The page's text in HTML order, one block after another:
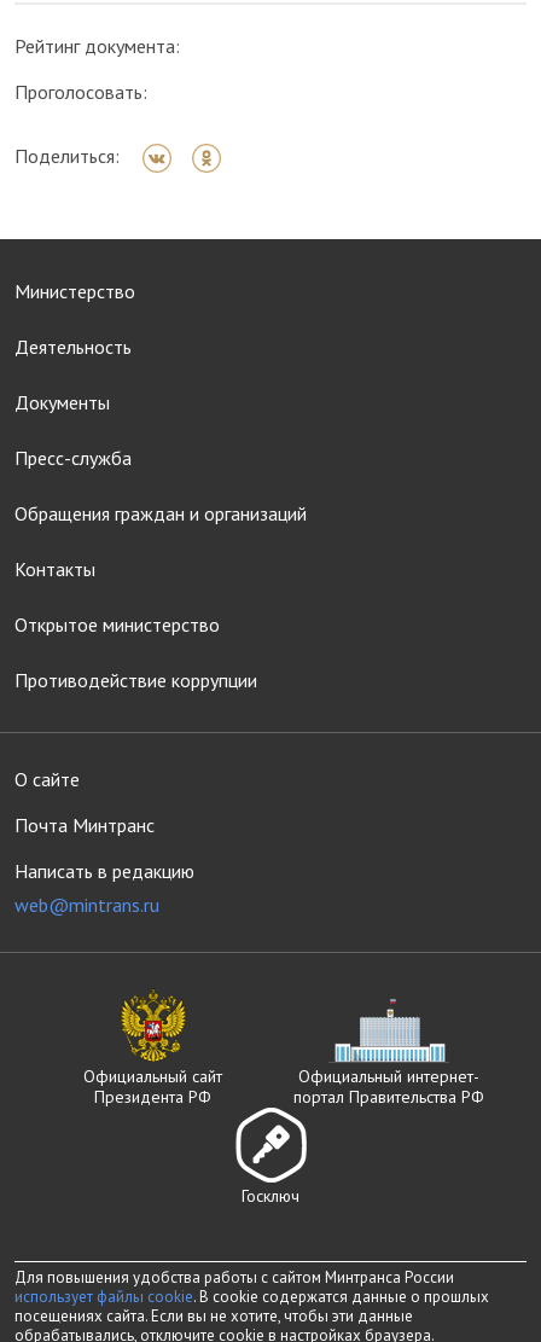
Рейтинг документа:
Проголосовать:
Поделиться:
Министерство
Деятельность
Документы
Пресс-служба
Обращения граждан и организаций
Контакты
Открытое министерство
Противодействие коррупции
О сайте
Почта Минтранс
Написать в редакцию
web@mintrans.ru
Официальный сайт
Президента РФ
Официальный интернет-
портал Правительства РФ
Госключ
Для повышения удобства работы с сайтом Минтранса России
использует файлы cookie. В cookie содержатся данные о прошлых
посещениях сайта. Если вы не хотите, чтобы эти данные
обрабатывались, отключите cookie в настройках браузера.